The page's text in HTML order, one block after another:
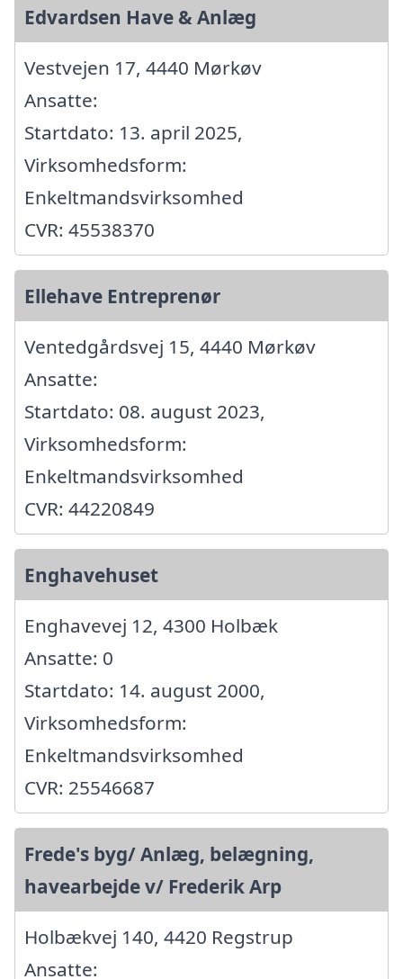
Edvardsen Have & Anlæg
Vestvejen 17, 4440 Mørkøv
Ansatte:
Startdato: 13. april 2025,
Virksomhedsform:
Enkeltmandsvirksomhed
CVR: 45538370
Ellehave Entreprenør
Ventedgårdsvej 15, 4440 Mørkøv
Ansatte:
Startdato: 08. august 2023,
Virksomhedsform:
Enkeltmandsvirksomhed
CVR: 44220849
Enghavehuset
Enghavevej 12, 4300 Holbæk
Ansatte: 0
Startdato: 14. august 2000,
Virksomhedsform:
Enkeltmandsvirksomhed
CVR: 25546687
Frede's byg/ Anlæg, belægning,
havearbejde v/ Frederik Arp
Holbækvej 140, 4420 Regstrup
Ansatte: